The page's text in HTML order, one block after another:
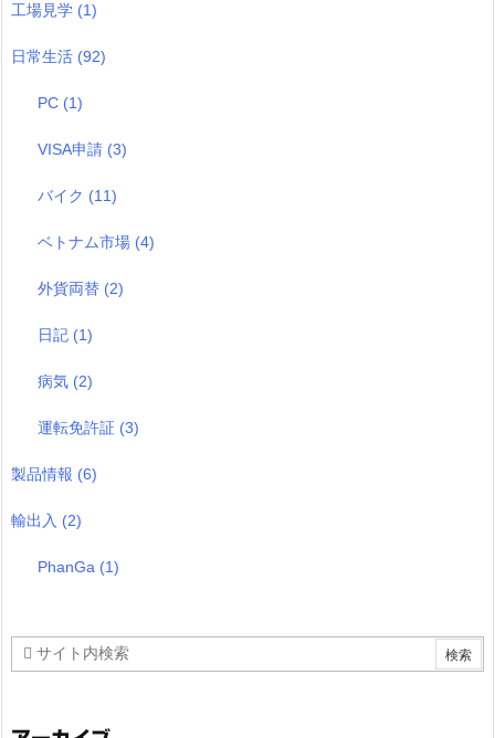
工場見学 (1)
日常生活 (92)
PC (1)
VISA申請 (3)
バイク (11)
ベトナム市場 (4)
外貨両替 (2)
日記 (1)
病気 (2)
運転免許証 (3)
製品情報 (6)
輸出入 (2)
PhanGa (1)